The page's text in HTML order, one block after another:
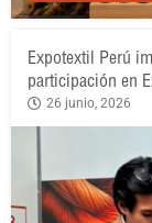
Expotextil Perú
participación en
26 junio, 2026